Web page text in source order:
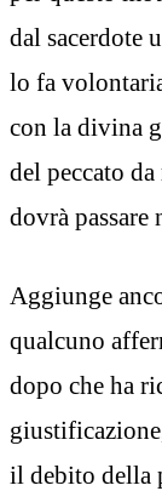
dal sacerdote
lo fa
con la divina
del peccato
dovrà passare
Aggiunge
qualcuno
dopo che ha
il debito della